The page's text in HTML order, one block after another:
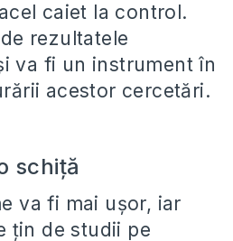
caiet la control.
rezultatele
va fi un instrument în
acestor cercetări.
schiță
va fi mai ușor, iar
țin de studii pe